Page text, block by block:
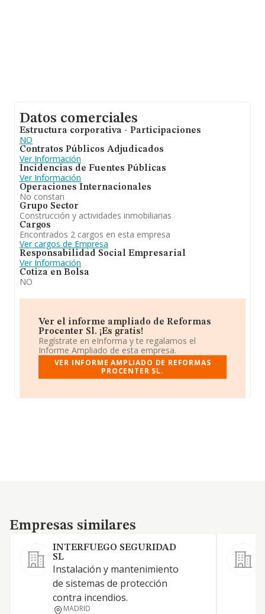
Datos comerciales
Estructura corporativa - Participaciones
NO
Contratos Públicos Adjudicados
Ver Información
Incidencias de Fuentes Públicas
Ver Información
Operaciones Internacionales
No constan
Grupo Sector
Construcción y actividades inmobiliarias
Cargos
Encontrados 2 cargos en esta empresa
Ver cargos de Empresa
Responsabilidad Social Empresarial
Ver Información
Cotiza en Bolsa
NO
Ver el informe ampliado de Reformas
Procenter Sl. ¡Es gratis!
Regístrate en eInforma y te regalamos el
Informe Ampliado de esta empresa.
VER INFORME AMPLIADO DE REFORMAS
PROCENTER SL.
Empresas similares
Empresas similares
INTERFUEGO SEGURIDAD
SL
Instalación y mantenimiento
de sistemas de protección
contra incendios.
MADRID